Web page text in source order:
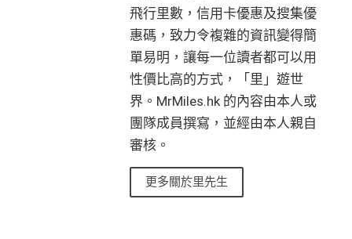
飛行里數，信用卡優惠及搜集優
惠碼，致力令複雜的資訊變得簡
單易明，讓每一位讀者都可以用
性價比高的方式，「里」遊世
界。MrMiles.hk 的內容由本人或
團隊成員撰寫，並經由本人親自
審核。
更多關於里先生